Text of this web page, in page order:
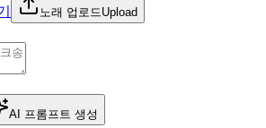
노래 업로드Upload
AI 프롬프트 생성